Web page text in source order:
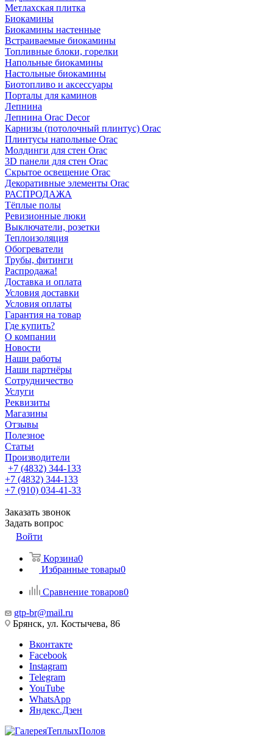
Метлахская плитка
Биокамины
Биокамины настенные
Встраиваемые биокамины
Топливные блоки, горелки
Напольные биокамины
Настольные биокамины
Биотопливо и аксессуары
Порталы для каминов
Лепнина
Лепнина Orac Decor
Карнизы (потолочный плинтус) Orac
Плинтусы напольные Orac
Молдинги для стен Orac
3D панели для стен Orac
Скрытое освещение Orac
Декоративные элементы Orac
РАСПРОДАЖА
Тёплые полы
Ревизионные люки
Выключатели, розетки
Теплоизоляция
Обогреватели
Трубы, фитинги
Распродажа!
Доставка и оплата
Условия доставки
Условия оплаты
Гарантия на товар
Где купить?
О компании
Новости
Наши работы
Наши партнёры
Сотрудничество
Услуги
Реквизиты
Магазины
Отзывы
Полезное
Статьи
Производители
+7 (4832) 344-133
+7 (4832) 344-133
+7 (910) 034-41-33
Заказать звонок
Задать вопрос
Войти
Корзина0
Избранные товары0
Сравнение товаров0
gtp-br@mail.ru
Брянск, ул. Костычева, 86
Вконтакте
Facebook
Instagram
Telegram
YouTube
WhatsApp
Яндекс.Дзен